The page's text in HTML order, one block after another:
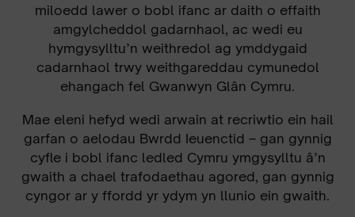
miloedd lawer o bobl ifanc ar daith o effaith
amgylcheddol gadarnhaol, ac wedi eu
hymgysylltu’n weithredol ag ymddygaid
cadarnhaol trwy weithgareddau cymunedol
ehangach fel Gwanwyn Glân Cymru.
Mae eleni hefyd wedi arwain at recriwtio ein hail
garfan o aelodau Bwrdd Ieuenctid – gan gynnig
cyfle i bobl ifanc ledled Cymru ymgysylltu â’n
gwaith a chael trafodaethau agored, gan gynnig
cyngor ar y ffordd yr ydym yn llunio ein gwaith.